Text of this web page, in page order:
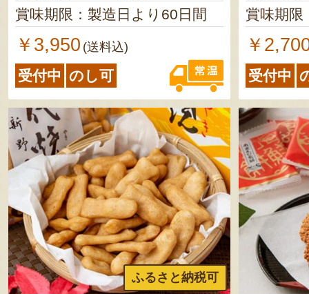
賞味期限：製造日より60日間
￥3,950 (送料込)
受付中 のし可
賞味期限
￥
受付中
ふるさと納税可